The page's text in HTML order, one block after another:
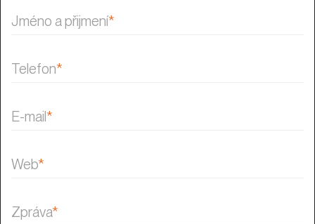
Jméno a přijmení*
Telefon*
E-mail*
Web*
Zpráva*